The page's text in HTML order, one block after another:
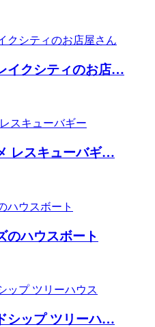
イクシティのお店…
レスキューバギ…
のハウスボート
シップ ツリーハ…